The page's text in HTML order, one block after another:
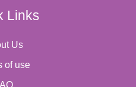
Links
Us
of use